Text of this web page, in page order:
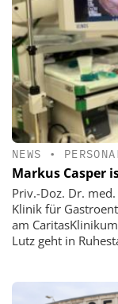
NEWS •
Markus Casper
Priv.-Doz. Dr.
Klinik für
am
Lutz geht in